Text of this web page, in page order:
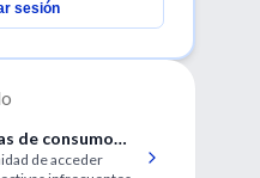
sesión
de consumo
en la pobreza:
de acceder